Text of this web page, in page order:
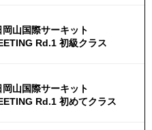
山国際サーキット
Rd.1 初級クラス
山国際サーキット
Rd.1 初めてクラス